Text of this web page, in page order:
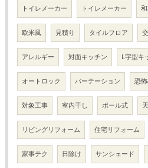
トイレメーカー トイレメーカー
欧米風 見積り タイルフロア
アレルギー 対面キッチン L字型キ
オートロック パーテーション 恐
対象工事 室内干し ポール式
リビングリフォーム 住宅リフォーム
家事テク 日除け サンシェード